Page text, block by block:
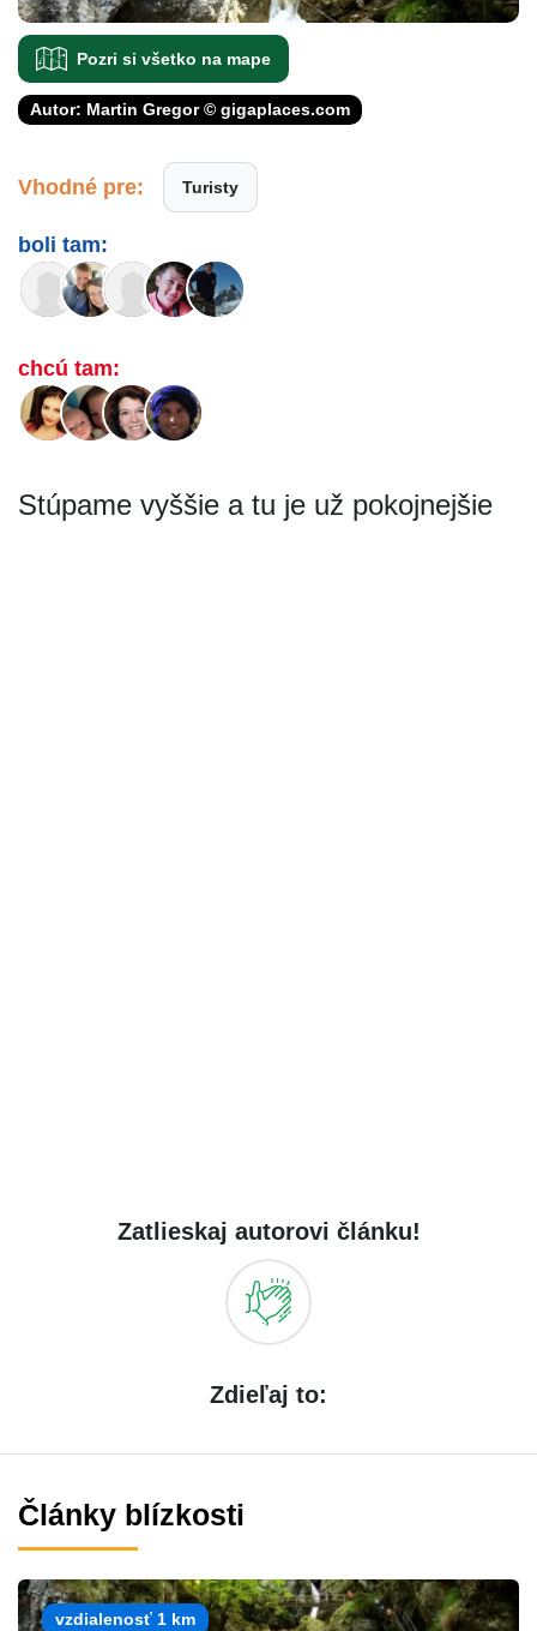
Pozri si všetko na mape
Autor: Martin Gregor © gigaplaces.com
Vhodné pre: Turisty
boli tam:
chcú tam:
Stúpame vyššie a tu je už pokojnejšie
Zatlieskaj autorovi článku!
Zdieľaj to:
Články blízkosti
vzdialenosť 1 km